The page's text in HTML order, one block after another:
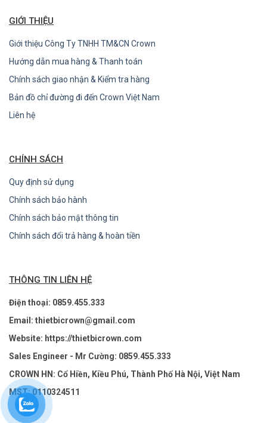
GIỚI THIỆU
Giới thiệu Công Ty TNHH TM&CN Crown
Hướng dẫn mua hàng & Thanh toán
Chính sách giao nhận & Kiểm tra hàng
Bản đồ chỉ đường đi đến Crown Việt Nam
Liên hệ
CHÍNH SÁCH
Quy định sử dụng
Chính sách bảo hành
Chính sách bảo mật thông tin
Chính sách đổi trả hàng & hoàn tiền
THÔNG TIN LIÊN HỆ
Điện thoại: 0859.455.333
Email: thietbicrown@gmail.com
Website: https://thietbicrown.com
Sales Engineer - Mr Cường: 0859.455.333
CROWN HN: Cổ Hiền, Kiều Phú, Thành Phố Hà Nội, Việt Nam
MST: 0110324511